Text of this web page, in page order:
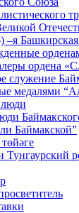
–я
ордена
служение
медалями
Баймакской”
Тунгаурский